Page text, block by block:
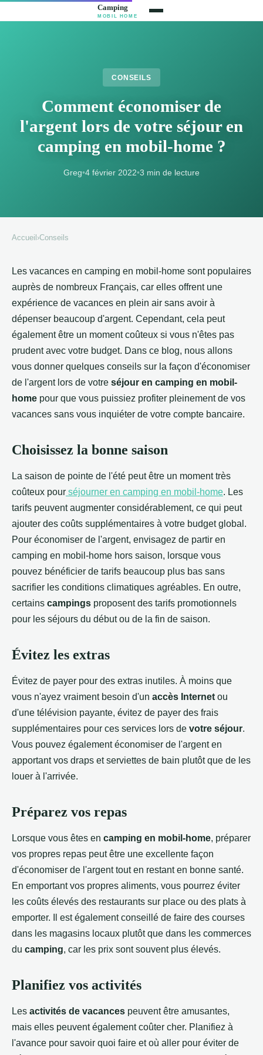
CONSEILS
Comment économiser de
l'argent lors de votre séjour en
camping en mobil-home ?
Greg•4 février 2022•3 min de lecture
Accueil ›Conseils
Les vacances en camping en mobil-home sont populaires
auprès de nombreux Français, car elles offrent une
expérience de vacances en plein air sans avoir à
dépenser beaucoup d'argent. Cependant, cela peut
également être un moment coûteux si vous n'êtes pas
prudent avec votre budget. Dans ce blog, nous allons
vous donner quelques conseils sur la façon d'économiser
de l'argent lors de votre séjour en camping en mobil-
home pour que vous puissiez profiter pleinement de vos
vacances sans vous inquiéter de votre compte bancaire.
Choisissez la bonne saison
La saison de pointe de l'été peut être un moment très
coûteux pour séjourner en camping en mobil-home. Les
tarifs peuvent augmenter considérablement, ce qui peut
ajouter des coûts supplémentaires à votre budget global.
Pour économiser de l'argent, envisagez de partir en
camping en mobil-home hors saison, lorsque vous
pouvez bénéficier de tarifs beaucoup plus bas sans
sacrifier les conditions climatiques agréables. En outre,
certains campings proposent des tarifs promotionnels
pour les séjours du début ou de la fin de saison.
Évitez les extras
Évitez de payer pour des extras inutiles. À moins que
vous n'ayez vraiment besoin d'un accès Internet ou
d'une télévision payante, évitez de payer des frais
supplémentaires pour ces services lors de votre séjour.
Vous pouvez également économiser de l'argent en
apportant vos draps et serviettes de bain plutôt que de les
louer à l'arrivée.
Préparez vos repas
Lorsque vous êtes en camping en mobil-home, préparer
vos propres repas peut être une excellente façon
d'économiser de l'argent tout en restant en bonne santé.
En emportant vos propres aliments, vous pourrez éviter
les coûts élevés des restaurants sur place ou des plats à
emporter. Il est également conseillé de faire des courses
dans les magasins locaux plutôt que dans les commerces
du camping, car les prix sont souvent plus élevés.
Planifiez vos activités
Les activités de vacances peuvent être amusantes,
mais elles peuvent également coûter cher. Planifiez à
l'avance pour savoir quoi faire et où aller pour éviter de